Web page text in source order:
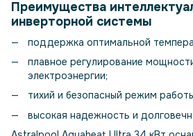
Преимущества
инверторной системы
поддержка оптимальной
плавное регулирование
электроэнергии;
тихий и безопасный режим
высокая надежность и